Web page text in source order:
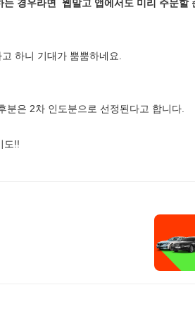
경우라면 웹말고 앱에서도 미리 주문할
하니 기대가 뿜뿜하네요.
은 2차 인도분으로 선정된다고 합니다.
도!!